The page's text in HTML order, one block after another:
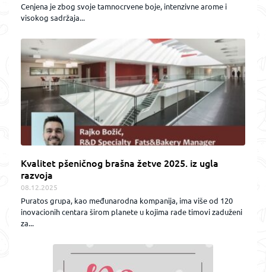
Cenjena je zbog svoje tamnocrvene boje, intenzivne arome i
visokog sadržaja...
Kvalitet pšeničnog brašna žetve 2025. iz ugla
razvoja
08.12.2025
Puratos grupa, kao međunarodna kompanija, ima više od 120
inovacionih centara širom planete u kojima rade timovi zaduženi
za...